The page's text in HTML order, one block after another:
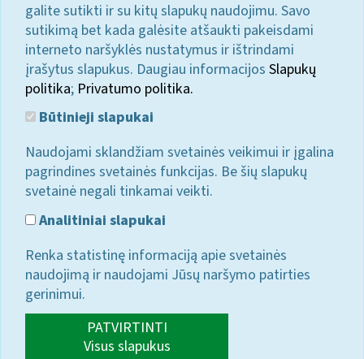
galite sutikti ir su kitų slapukų naudojimu. Savo
sutikimą bet kada galėsite atšaukti pakeisdami
interneto naršyklės nustatymus ir ištrindami
įrašytus slapukus. Daugiau informacijos Slapukų
politika; Privatumo politika.
Būtinieji slapukai
Naudojami sklandžiam svetainės veikimui ir įgalina
pagrindines svetainės funkcijas. Be šių slapukų
svetainė negali tinkamai veikti.
Analitiniai slapukai
Renka statistinę informaciją apie svetainės
naudojimą ir naudojami Jūsų naršymo patirties
gerinimui.
PATVIRTINTI
Visus slapukus